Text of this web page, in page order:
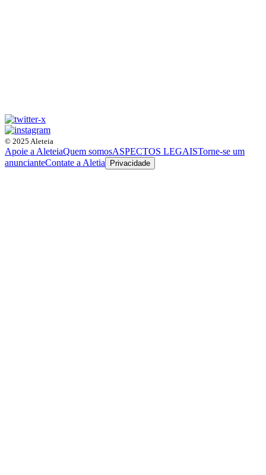
© 2025 Aleteia
Apoie a AleteiaQuem somosASPECTOS LEGAISTorne-se um
anuncianteContate a Aletia Privacidade